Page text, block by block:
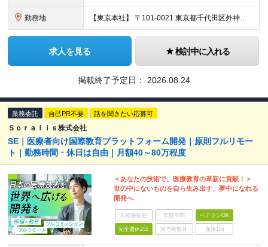
勤務地 【東京本社】 〒101-0021 東京都千代田区外神田5-2-3 ┗最寄駅：御徒町駅／秋葉原駅 ┗受動喫煙対策：屋内禁煙 ■その他：神奈川県、埼玉県、千葉県や全国への出張もあり ※転居を伴う転勤は
求人を見る 検討中に入れる
掲載終了予定日： 2026.08.24
業務委託 自己PR不要 話を聞きたい応募可
Ｓｏｒａｌｉｓ株式会社
SE｜医療者向け国際教育プラットフォーム開発｜原則フルリモー
ト｜勤務時間・休日は自由｜月額40～80万程度
＜あなたの技術で、医療教育の革新に貢献！＞
世の中にないものを自ら生み出す、夢中になれる
開発へ
未経験歓迎 学歴不問 ベテランOK
完全週休2日 賞与複数月 面接1回